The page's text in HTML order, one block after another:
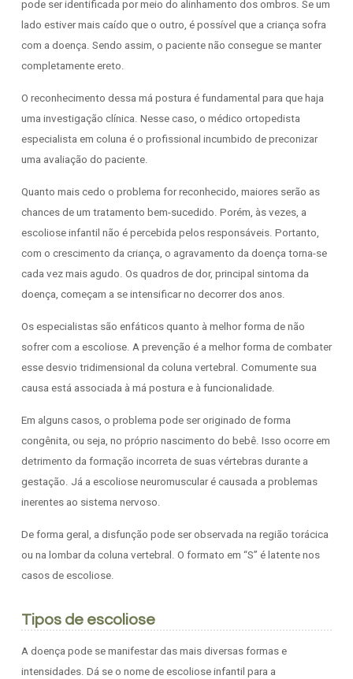
pode ser identificada por meio do alinhamento dos ombros. Se um
lado estiver mais caído que o outro, é possível que a criança sofra
com a doença. Sendo assim, o paciente não consegue se manter
completamente ereto.
O reconhecimento dessa má postura é fundamental para que haja
uma investigação clínica. Nesse caso, o médico ortopedista
especialista em coluna é o profissional incumbido de preconizar
uma avaliação do paciente.
Quanto mais cedo o problema for reconhecido, maiores serão as
chances de um tratamento bem-sucedido. Porém, às vezes, a
escoliose infantil não é percebida pelos responsáveis. Portanto,
com o crescimento da criança, o agravamento da doença torna-se
cada vez mais agudo. Os quadros de dor, principal sintoma da
doença, começam a se intensificar no decorrer dos anos.
Os especialistas são enfáticos quanto à melhor forma de não
sofrer com a escoliose. A prevenção é a melhor forma de combater
esse desvio tridimensional da coluna vertebral. Comumente sua
causa está associada à má postura e à funcionalidade.
Em alguns casos, o problema pode ser originado de forma
congênita, ou seja, no próprio nascimento do bebê. Isso ocorre em
detrimento da formação incorreta de suas vértebras durante a
gestação. Já a escoliose neuromuscular é causada a problemas
inerentes ao sistema nervoso.
De forma geral, a disfunção pode ser observada na região torácica
ou na lombar da coluna vertebral. O formato em “S” é latente nos
casos de escoliose.
Tipos de escoliose
A doença pode se manifestar das mais diversas formas e
intensidades. Dá se o nome de escoliose infantil para a